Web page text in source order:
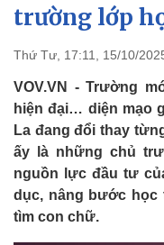
Đảng
Tổ chức nhân sự
Nhận diện sự thật
trường lớp
Thứ Tư, 17:11, 15/10/
VOV.VN - Trường
hiện đại… diện mạo
La đang đổi thay
ấy là những chủ
nguồn lực đầu tư
dục, nâng bước học
tìm con chữ.